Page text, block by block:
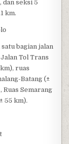
dan seksi 5
km.
bagian jalan
Tol Trans
ruas
Batang (±
Ruas Semarang
55 km).